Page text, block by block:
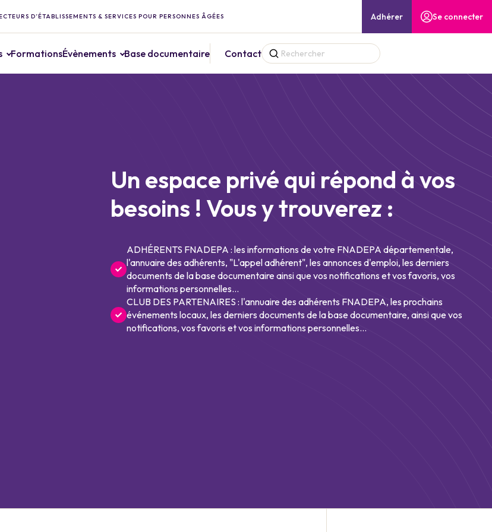
D’ÉTABLISSEMENTS & SERVICES POUR PERSONNES ÂGÉES
FormationsÉvènements Base documentaire Contact
Adhérer Se connecter
Un espace privé qui répond à vos
besoins ! Vous y trouverez :
ADHÉRENTS FNADEPA : les informations de votre FNADEPA départementale,
l'annuaire des adhérents, "L'appel adhérent", les annonces d'emploi, les derniers
documents de la base documentaire ainsi que vos notifications et vos favoris, vos
informations personnelles...
CLUB DES PARTENAIRES : l'annuaire des adhérents FNADEPA, les prochains
événements locaux, les derniers documents de la base documentaire, ainsi que vos
notifications, vos favoris et vos informations personnelles...